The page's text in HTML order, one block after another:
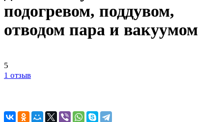
подогревом, поддувом,
отводом пара и вакуумом
5
1 отзыв